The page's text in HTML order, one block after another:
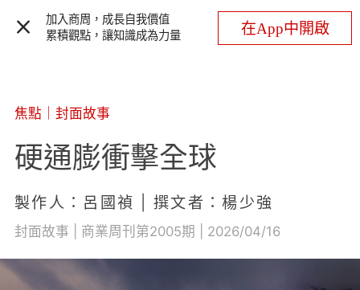
加入商周，成長自我價值
累積觀點，讓知識成為力量
在App中開啟
焦點 封面故事
硬通膨衝擊全球
製作人：呂國禎 | 撰文者：楊少強
封面故事 | 商業周刊第2005期 | 2026/04/16